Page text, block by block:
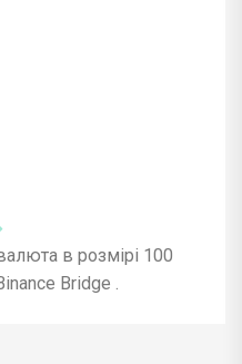
в розмірі 100
Bridge .